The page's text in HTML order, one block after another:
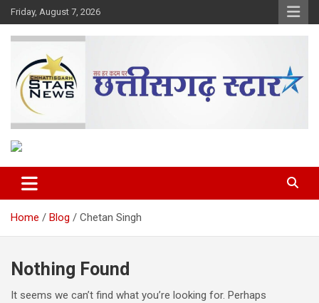
Skip
to
content
Friday, August 7, 2026
Chhattisgarh Star
Home Blog Chetan Singh
Nothing Found
It seems we can’t find what you’re looking for. Perhaps